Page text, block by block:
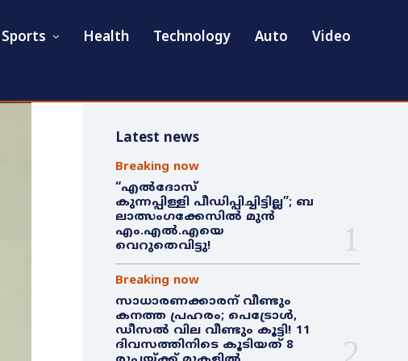
Sports Health Technology Auto Video
Latest news
Breaking now
“എൽദോസ്
കുന്നപ്പിള്ളി പീഡിപ്പിച്ചിട്ടില്ല”; ബ
ലാത്സംഗക്കേസിൽ മുൻ
എം.എൽ.എയെ
വെറുതെവിട്ടു!
Breaking now
സാധാരണക്കാരന് വീണ്ടും
കനത്ത പ്രഹരം; പെട്രോൾ,
ഡീസൽ വില വീണ്ടും കൂട്ടി! 11
ദിവസത്തിനിടെ കൂടിയത് 8